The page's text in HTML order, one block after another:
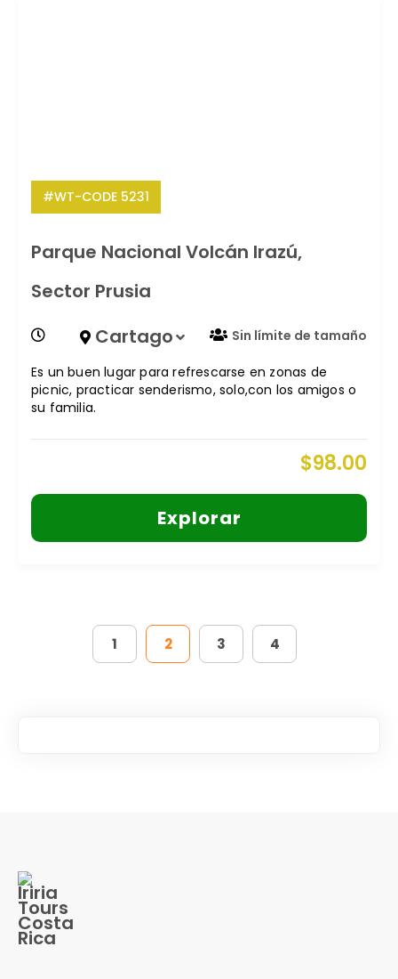
#WT-CODE 5231
Parque Nacional Volcán Irazú,
Sector Prusia
Cartago
Sin límite de tamaño
Es un buen lugar para refrescarse en zonas de
picnic, practicar senderismo, solo,con los amigos o
su familia.
$98.00
Explorar
1 2 3 4